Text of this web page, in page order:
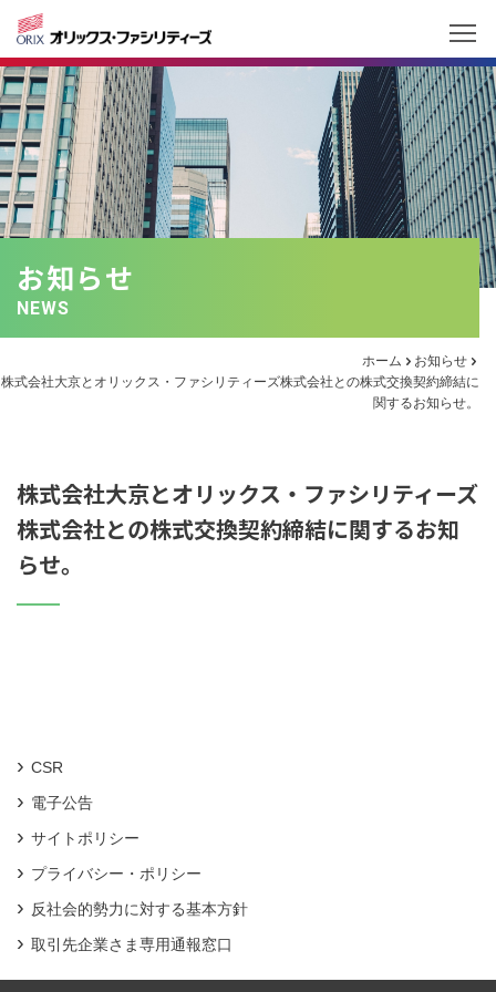
お知らせ
NEWS
ホーム
お知らせ
株式会社大京とオリックス・ファシリティーズ株式会社との株式交換契約締結に
関するお知らせ。
株式会社大京とオリックス・ファシリティーズ
株式会社との株式交換契約締結に関するお知
らせ。
CSR
電子公告
サイトポリシー
プライバシー・ポリシー
反社会的勢力に対する基本方針
取引先企業さま専用通報窓口